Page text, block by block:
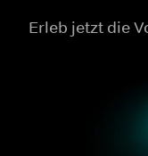
Erleb jetzt die